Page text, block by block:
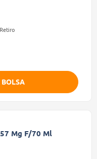
Retiro
BOLSA
Mg F/70 Ml